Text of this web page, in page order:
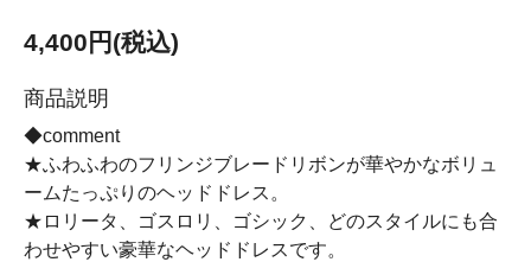
4,400円(税込)
商品説明
◆comment
★ふわふわのフリンジブレードリボンが華やかなボリュ
ームたっぷりのヘッドドレス。
★ロリータ、ゴスロリ、ゴシック、どのスタイルにも合
わせやすい豪華なヘッドドレスです。